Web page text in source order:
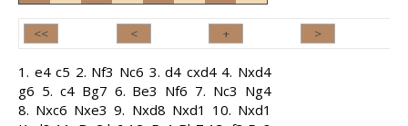
1. e4 c5 2. Nf3 Nc6 3.d4 cxd4 4. Nxd4
g6 5. c4 Bg7 6. Be3 Nf6 7. Nc3 Ng4
8. Nxc6 Nxe3 9. Nxd8 Nxd1 10. Nxd1